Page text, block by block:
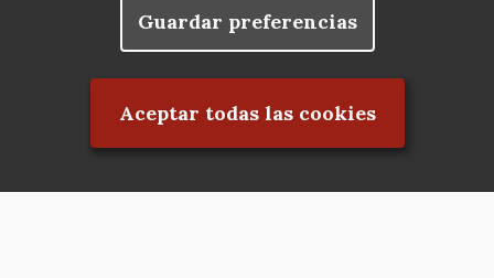
Guardar preferencias
Aceptar todas las cookies